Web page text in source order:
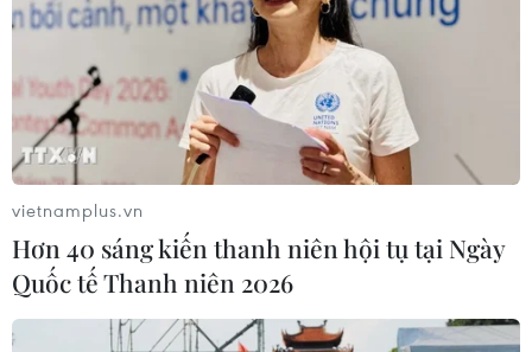
06/08/2026 07:34
Làn sóng tấn công mạng nhằm vào
các quỹ đầu cơ lớn của Mỹ
06/08/2026 06:47
Đồng USD trước bước ngoặt do đồng
yen mạnh lên và số liệu việc làm Mỹ
06/08/2026 05:14
vietnamplus.vn
Hơn 40 sáng kiến thanh niên hội tụ tại Ngày
Quốc tế Thanh niên 2026